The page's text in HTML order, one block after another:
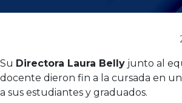
Su Directora Laura Belly junto al
docente dieron fin a la cursada en
a sus estudiantes y graduados.